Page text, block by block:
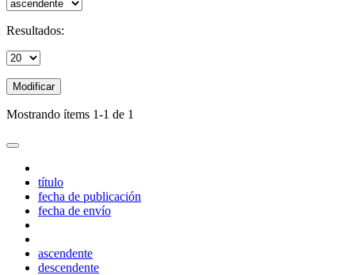
Resultados:
Modificar
Mostrando ítems 1-1 de 1
título
fecha de publicación
fecha de envío
ascendente
descendente